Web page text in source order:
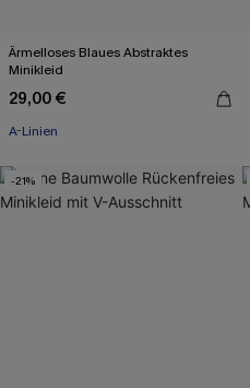
Ärmelloses Blaues Abstraktes
Minikleid
29,00 €
A-Linien
-21%